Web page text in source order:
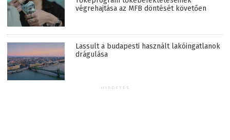
végrehajtása az MFB döntését követően
Lassult a budapesti használt lakóingatlanok
drágulása
HIRDETÉS